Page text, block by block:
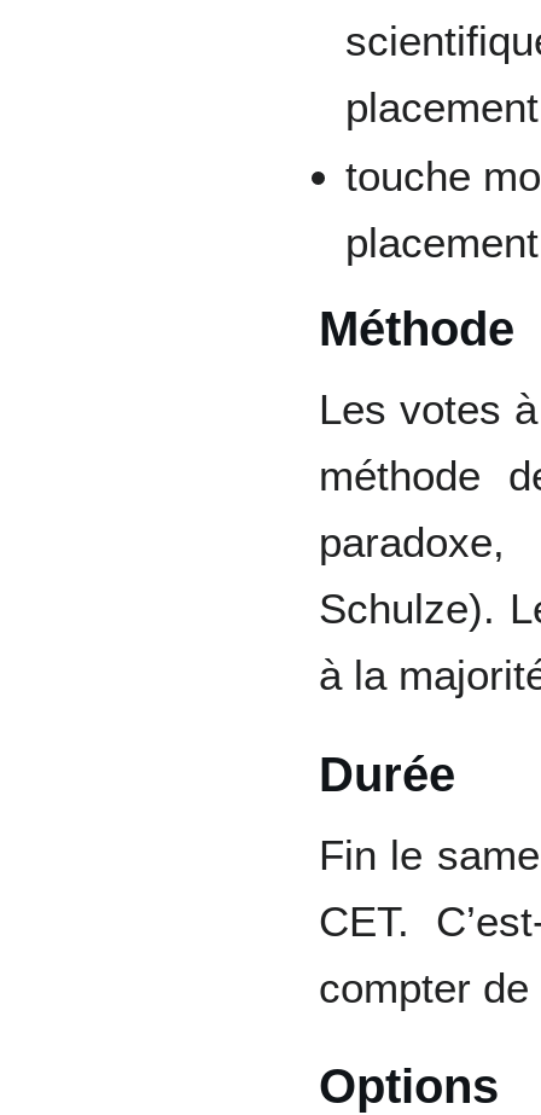
touche
Méthode
Les votes
méthode
Schulze).
à la
Durée
Fin le
CET.
compter
Options